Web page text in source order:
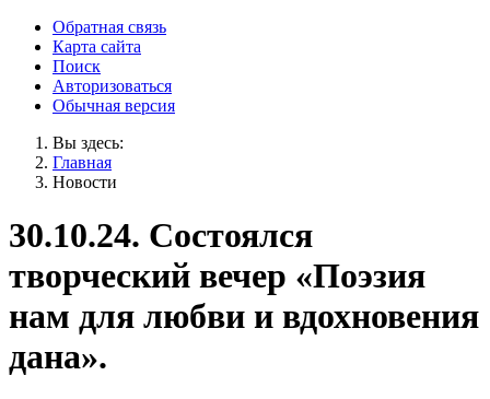
Обратная связь
Карта сайта
Поиск
Авторизоваться
Обычная версия
Вы здесь:
Главная
Новости
30.10.24. Состоялся
творческий вечер «Поэзия
нам для любви и вдохновения
дана».